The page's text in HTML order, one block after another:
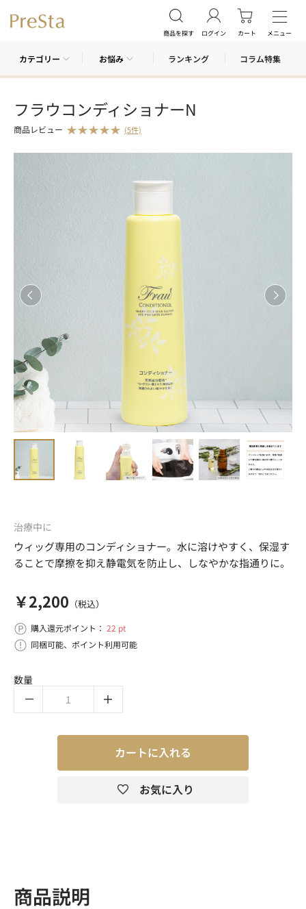
商品を探す ログイン カート メニュー
カテゴリー お悩み ランキング コラム特集
フラウコンディショナーN
商品レビュー (5件)
治療中に
ウィッグ専用のコンディショナー。水に溶けやすく、保湿す
ることで摩擦を抑え静電気を防止し、しなやかな指通りに。
￥2,200 （税込）
購入還元ポイント： 22 pt
同梱可能、ポイント利用可能
数量
カートに入れる
お気に入り
商品説明